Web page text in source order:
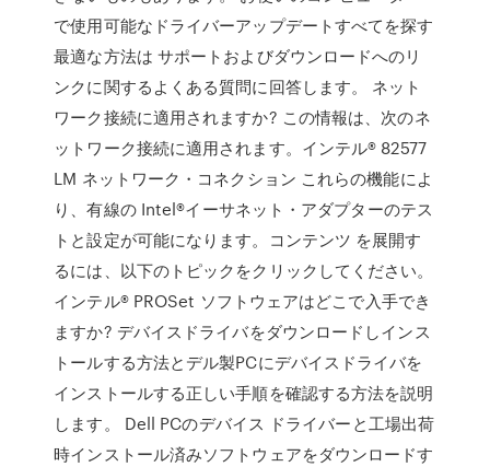
で使用可能なドライバーアップデートすべてを探す
最適な方法は サポートおよびダウンロードへのリ
ンクに関するよくある質問に回答します。 ネット
ワーク接続に適用されますか? この情報は、次のネ
ットワーク接続に適用されます。インテル® 82577
LM ネットワーク・コネクション これらの機能によ
り、有線の Intel®イーサネット・アダプターのテス
トと設定が可能になります。コンテンツ を展開す
るには、以下のトピックをクリックしてください。
インテル® PROSet ソフトウェアはどこで入手でき
ますか? デバイスドライバをダウンロードしインス
トールする方法とデル製PCにデバイスドライバを
インストールする正しい手順を確認する方法を説明
します。 Dell PCのデバイス ドライバーと工場出荷
時インストール済みソフトウェアをダウンロードす